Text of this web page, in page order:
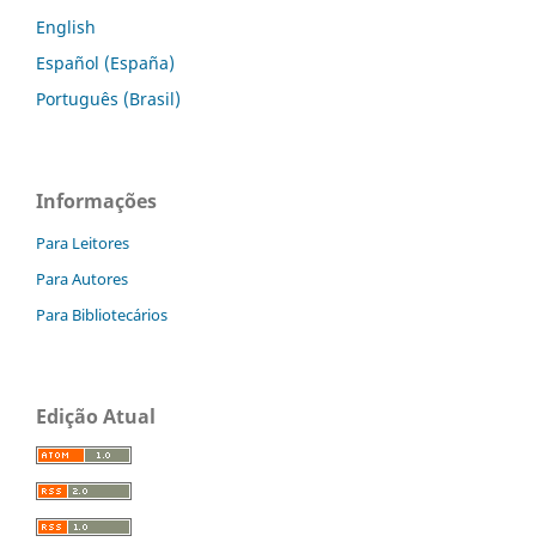
English
Español (España)
Português (Brasil)
Informações
Para Leitores
Para Autores
Para Bibliotecários
Edição Atual